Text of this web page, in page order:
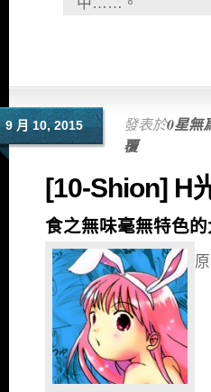
9 月 10, 2015 發表於0星無
覆
[10-Shion] H
食之無味毫無特色